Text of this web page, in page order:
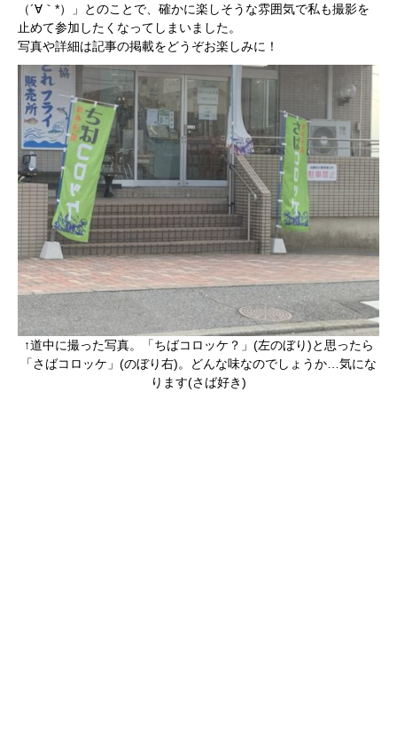
（´∀｀*）」とのことで、確かに楽しそうな雰囲気で私も撮影を
止めて参加したくなってしまいました。
写真や詳細は記事の掲載をどうぞお楽しみに！
↑道中に撮った写真。「ちばコロッケ？」(左のぼり)と思ったら
「さばコロッケ」(のぼり右)。どんな味なのでしょうか…気にな
ります(さば好き)